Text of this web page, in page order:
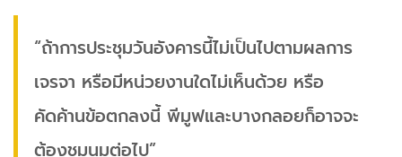
“ถ้าการประชุมวันอังคารนี้ไม่เป็นไปตามผลการ
เจรจา หรือมีหน่วยงานใดไม่เห็นด้วย หรือ
คัดค้านข้อตกลงนี้ พีมูฟและบางกลอยก็อาจจะ
ต้องชุมนุมต่อไป”